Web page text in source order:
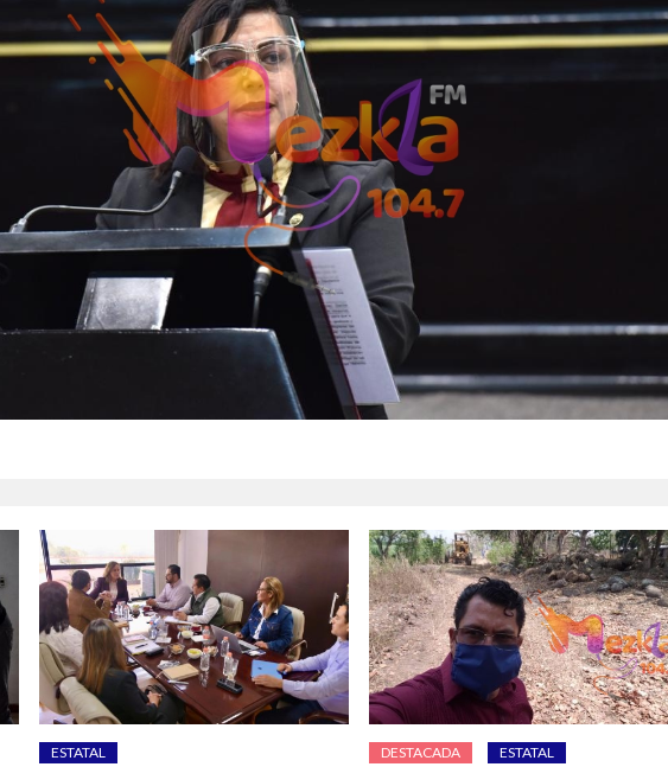
ESTATAL DESTACADA ESTATAL